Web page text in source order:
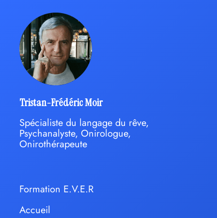
Tristan-Frédéric Moir
Spécialiste du langage du rêve,
Psychanalyste, Onirologue,
Onirothérapeute
Formation E.V.E.R
Accueil